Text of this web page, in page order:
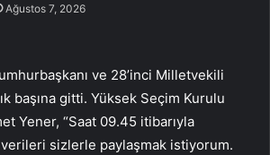
Ağustos 7, 2026
ve 28’inci Milletvekili
başına gitti. Yüksek Seçim Kurulu
Yener, “Saat 09.45 itibarıyla
sizlerle paylaşmak istiyorum.